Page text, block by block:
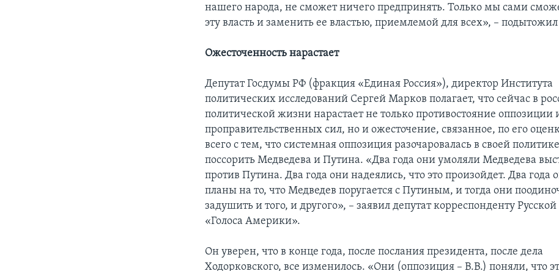
нашего народа, не сможет ничего предпринять. Только мы сами
эту власть и заменить ее властью, приемлемой для всех», –
Ожесточенность нарастает
Депутат Госдумы РФ (фракция «Единая Россия»), директор Института
политических исследований Сергей Марков полагает, что сейчас в
политической жизни нарастает не только противостояние оппозиции
проправительственных сил, но и ожесточение, связанное, по его
всего с тем, что системная оппозиция разочаровалась в своей
поссорить Медведева и Путина. «Два года они умоляли Медведева
против Путина. Два года они надеялись, что это произойдет. Два года
планы на то, что Медведев поругается с Путиным, и тогда они
задушить и того, и другого», – заявил депутат корреспонденту
«Голоса Америки».
Он уверен, что в конце года, после послания президента, после дела
Ходорковского, все изменилось. «Они (оппозиция – В.В.) поняли, что